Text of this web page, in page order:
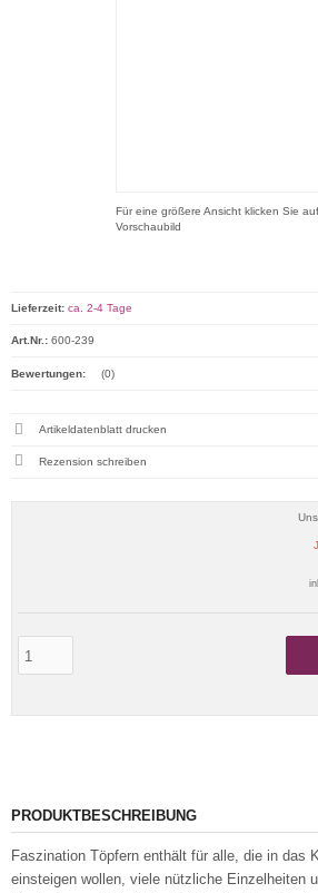
Für eine größere Ansicht klicken Sie
Vorschaubild
Lieferzeit: ca. 2-4 Tage
Art.Nr.: 600-239
Bewertungen: (0)
Artikeldatenblatt drucken
Rezension schreiben
PRODUKTBESCHREIBUNG
Faszination Töpfern enthält für alle, die in das
einsteigen wollen, viele nützliche Einzelheiten